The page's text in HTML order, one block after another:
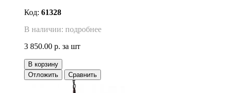
Код: 61328
В наличии: подробнее
3 850.00 р. за шт
В корзину
Отложить
Сравнить